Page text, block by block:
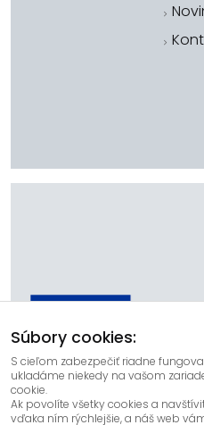
Financované Európskou úniou.
názormi a vyhláseniami
odrážať názory a stanoviská
Súbory cookies:
S cieľom zabezpečiť riadne
ukladáme niekedy na vašom
cookie.
Ak povolíte všetky cookies a
vďaka ním rýchlejšie, a náš web